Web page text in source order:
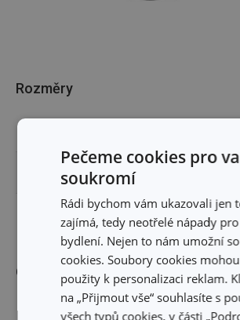
Rozměry
VÝŠKA PRODUKTU (CM)
PRŮMĚR (CM)
Ostatní parametry
MATERIÁL
Pečeme cookies pro
soukromí
Rádi bychom vám ukazovali jen
zajímá, tedy neotřelé nápady
bydlení. Nejen to nám umožní
cookies. Soubory cookies
použity k personalizaci reklam.
na „Přijmout vše“ souhlasíte s
všech typů cookies, v části